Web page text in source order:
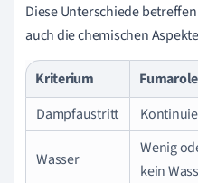
Diese Unterschiede
auch die chemischen
Kriterium
Dampfaustritt
Wasser
Wenig
kein